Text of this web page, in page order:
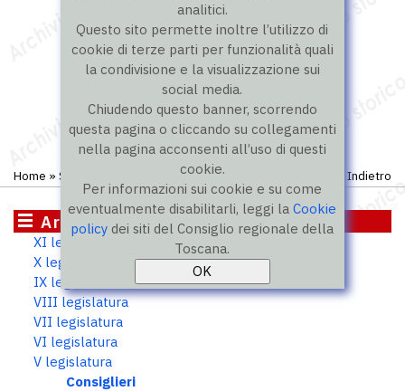
analitici.
Questo sito permette inoltre l’utilizzo di
cookie di terze parti per funzionalità quali
la condivisione e la visualizzazione sui
social media.
Chiudendo questo banner, scorrendo
questa pagina o cliccando su collegamenti
nella pagina acconsenti all’uso di questi
cookie.
Per informazioni sui cookie e su come
eventualmente disabilitarli, leggi laCookie
policy dei siti del Consiglio regionale della
Toscana.
Home » Storico »Consiglieri Indietro
Archivio storico
XI legislatura
X legislatura
IX legislatura
VIII legislatura
VII legislatura
VI legislatura
V legislatura
Consiglieri